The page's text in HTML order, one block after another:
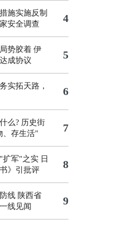
施实施反制
安全调查
4
势胶着 伊
成协议
5
实拓天路，
6
么? 历史街
、存生活"
7
扩军"之实 日
》引批评
8
线 陕西省
线见闻
9